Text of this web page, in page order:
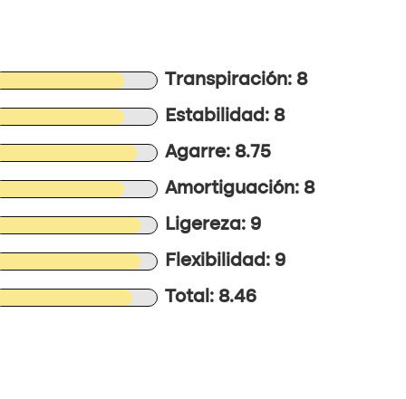
Transpiración: 8
Estabilidad: 8
Agarre: 8.75
Amortiguación: 8
Ligereza: 9
Flexibilidad: 9
Total: 8.46